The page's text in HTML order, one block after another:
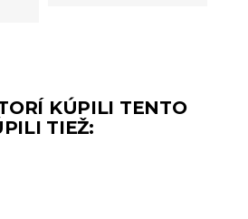
KÚPILI TENTO
TIEŽ: